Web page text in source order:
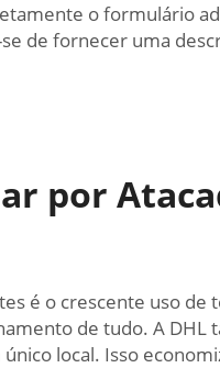
o formulário
de fornecer uma
por
é o crescente uso de
de tudo. A
local. Isso